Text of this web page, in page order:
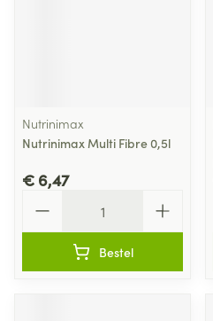
Nutrinimax
Nutrinimax Multi Fibre 0,5l
€ 6,47
Bestel